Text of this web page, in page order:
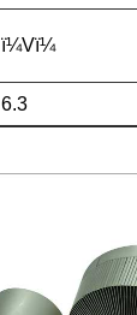
ï¼Vï¼
6.3